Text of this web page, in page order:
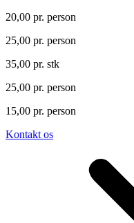
20,00 pr. person
25,00 pr. person
35,00 pr. stk
25,00 pr. person
15,00 pr. person
Kontakt os